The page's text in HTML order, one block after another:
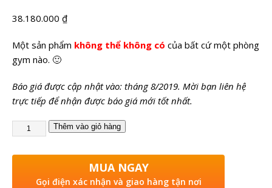
38.180.000 ₫
Một sản phẩm không thể không có của bất cứ một phòng
gym nào. 🙂
Báo giá được cập nhật vào: tháng 8/2019. Mời bạn liên hệ
trực tiếp để nhận được báo giá mới tốt nhất.
Thêm vào giỏ hàng
MUA NGAY
Gọi điện xác nhận và giao hàng tận nơi